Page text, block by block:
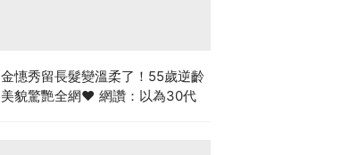
金憓秀留長髮變溫柔了！55歲逆齡
美貌驚艷全網♥ 網讚：以為30代